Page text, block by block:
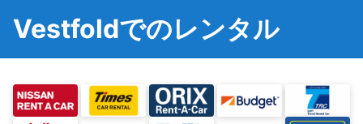
Vestfoldでのレンタル